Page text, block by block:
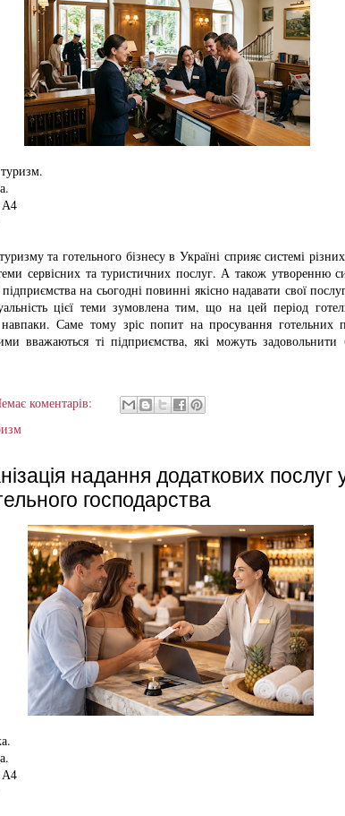
А4
та готельного бізнесу в Україні сприяє системі
сервісних та туристичних послуг. А також утворенню
на сьогодні повинні якісно надавати свої
цієї теми зумовлена тим, що на цей період
Саме тому зріс попит на просування готельних
вважаються ті підприємства, які можуть задовольнити
коментарів:
надання додаткових послуг
господарства
А4